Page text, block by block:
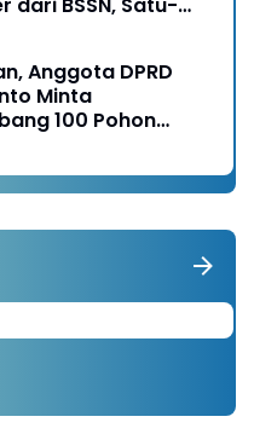
Anggota DPRD
Minta
100 Pohon